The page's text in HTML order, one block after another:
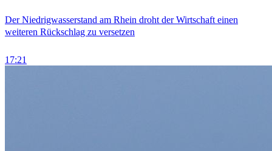
Der Niedrigwasserstand am Rhein droht der Wirtschaft einen
weiteren Rückschlag zu versetzen
17:21